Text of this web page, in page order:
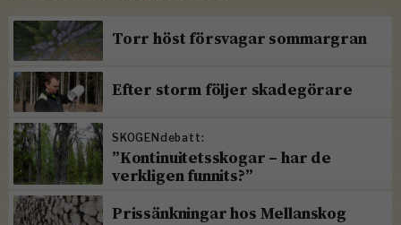
Torr höst försvagar sommargran
Efter storm följer skadegörare
SKOGENdebatt:
”Kontinuitetsskogar – har de
verkligen funnits?”
Prissänkningar hos Mellanskog